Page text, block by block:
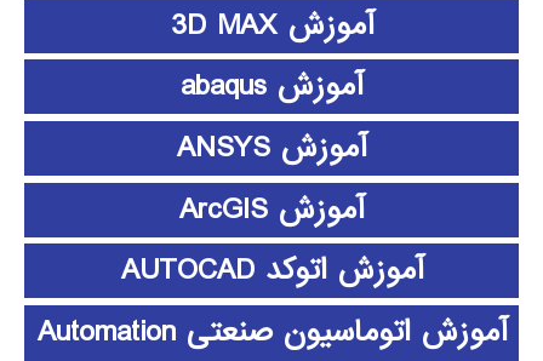
آموزش 3D MAX
آموزش abaqus
آموزش ANSYS
آموزش ArcGIS
آموزش اتوکد AUTOCAD
آموزش اتوماسیون صنعتی Automation